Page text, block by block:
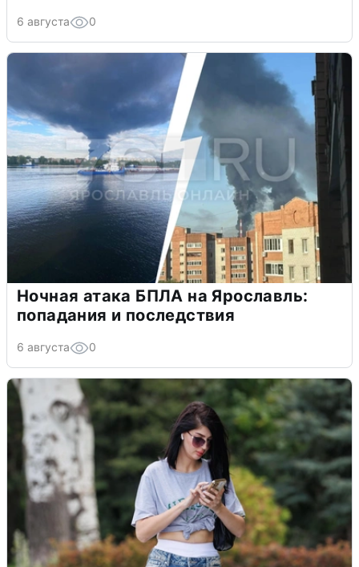
6 августа 0
Ночная атака БПЛА на Ярославль:
попадания и последствия
6 августа 0